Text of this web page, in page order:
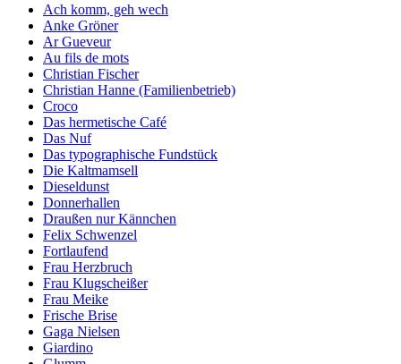
Ach komm, geh wech
Anke Gröner
Ar Gueveur
Au fils de mots
Christian Fischer
Christian Hanne (Familienbetrieb)
Croco
Das hermetische Café
Das Nuf
Das typographische Fundstück
Die Kaltmamsell
Dieseldunst
Donnerhallen
Draußen nur Kännchen
Felix Schwenzel
Fortlaufend
Frau Herzbruch
Frau Klugscheißer
Frau Meike
Frische Brise
Gaga Nielsen
Giardino